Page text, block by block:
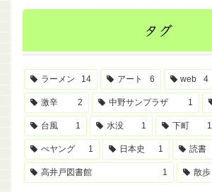
タグ
ラーメン 14 アート 6 web 4
激辛 2 中野サンプラザ 1
台風 1 水没 1 下町 1
ぺヤング 1 日本史 1 読書
高井戸図書館 1 散歩